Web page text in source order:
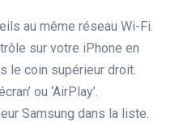
au même réseau Wi-Fi.
sur votre iPhone en
le coin supérieur droit.
ou ‘AirPlay’.
Samsung dans la liste.